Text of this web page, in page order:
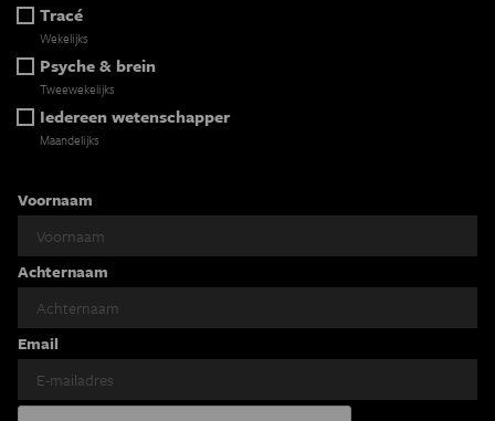
Tracé
Wekelijks
Psyche & brein
Tweewekelijks
Iedereen wetenschapper
Maandelijks
Voornaam
Achternaam
Email